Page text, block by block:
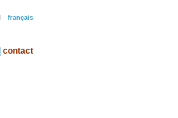
français
contact